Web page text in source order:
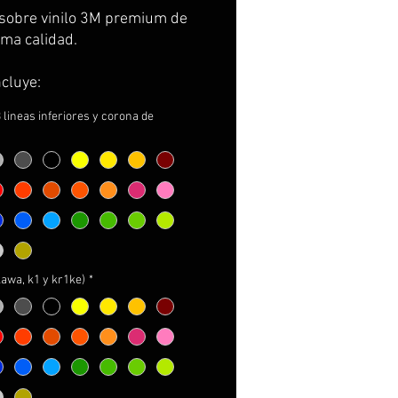
vinilo 3M premium de
calidad.
con la decoración
centrada encima.
de prueba TEST, para
y centrar la colocación
poner el definitivo
3M de refuerzo para
la adhesión durante 10
de cuidados y
lineas inferiores y corona de
k1 y kr1ke) *